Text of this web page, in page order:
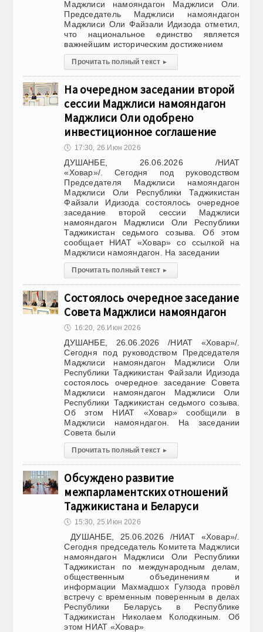
Маджлиси намояндагон Маджлиси Оли.
Председатель Маджлиси намояндагон
Маджлиси Оли Файзали Идизода отметил,
что национальное единство является
важнейшим историческим достижением
Прочитать полный текст ▸
На очередном заседании второй
сессии Маджлиси намояндагон
Маджлиси Оли одобрено
инвестиционное соглашение
🕔 17:30, 26.Июн 2026
ДУШАНБЕ, 26.06.2026 /НИАТ
«Ховар»/. Сегодня под руководством
Председателя Маджлиси намояндагон
Маджлиси Оли Республики Таджикистан
Файзали Идизода состоялось очередное
заседание второй сессии Маджлиси
намояндагон Маджлиси Оли Республики
Таджикистан седьмого созыва. Об этом
сообщает НИАТ «Ховар» со ссылкой на
Маджлиси намояндагон. На заседании
Прочитать полный текст ▸
Состоялось очередное заседание
Совета Маджлиси намояндагон
🕔 16:20, 26.Июн 2026
ДУШАНБЕ, 26.06.2026 /НИАТ «Ховар»/.
Сегодня под руководством Председателя
Маджлиси намояндагон Маджлиси Оли
Республики Таджикистан Файзали Идизода
состоялось очередное заседание Совета
Маджлиси намояндагон Маджлиси Оли
Республики Таджикистан седьмого созыва.
Об этом НИАТ «Ховар» сообщили в
Маджлиси намояндагон. На заседании
Совета были
Прочитать полный текст ▸
Обсуждено развитие
межпарламентских отношений
Таджикистана и Беларуси
🕔 15:30, 25.Июн 2026
ДУШАНБЕ, 25.06.2026 /НИАТ «Ховар»/.
Сегодня председатель Комитета Маджлиси
намояндагон Маджлиси Оли Республики
Таджикистан по международным делам,
общественным объединениям и
информации Махмадшох Гулзода провёл
встречу с временным поверенным в делах
Республики Беларусь в Республике
Таджикистан Николаем Колодкиным. Об
этом НИАТ «Ховар»